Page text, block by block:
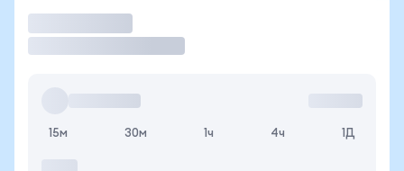
15м 30м 1ч 4ч 1Д